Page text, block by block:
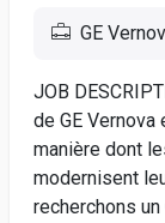
GE
JOB
de GE
manière dont
modernisent
recherchons